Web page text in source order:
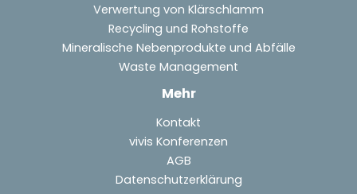
Verwertung von Klärschlamm
Recycling und Rohstoffe
Mineralische Nebenprodukte und Abfälle
Waste Management
Mehr
Kontakt
vivis Konferenzen
AGB
Datenschutzerklärung